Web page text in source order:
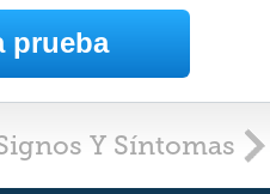
prueba
Y Síntomas